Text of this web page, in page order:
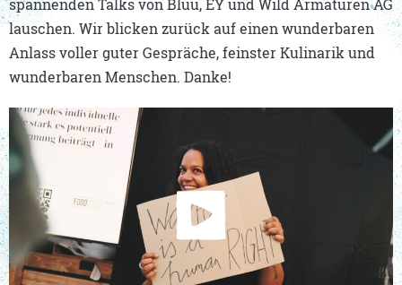
spannenden Talks von Bluu, EY und Wild Armaturen AG
lauschen. Wir blicken zurück auf einen wunderbaren
Anlass voller guter Gespräche, feinster Kulinarik und
wunderbaren Menschen. Danke!